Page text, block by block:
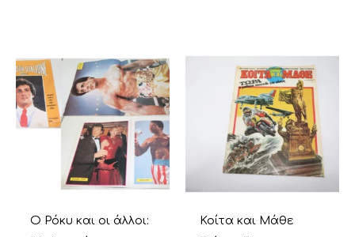
Ο Ρόκυ και οι άλλοι:
Κοίτα και Μάθε